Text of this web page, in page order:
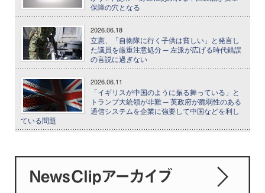
保障の穴となる
2026.06.18
立憲、「自衛隊に行く子供は貧しい」と発言し
た議員を厳重注意処分 ─ 左派が広げる時代錯誤
の言説に過ぎない
2026.06.11
「イギリスが中国のように振る舞っている」と
トランプ大統領が非難 ─ 英政府が脆弱性のある
通信システムを企業に強要して中国などを利し
ている問題